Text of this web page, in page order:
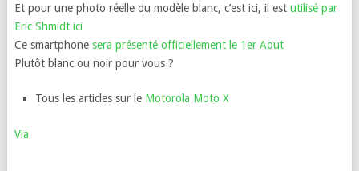
Et pour une photo réelle du modèle blanc, c’est ici, il est utilisé par
Eric Shmidt ici
Ce smartphone sera présenté officiellement le 1er Aout
Plutôt blanc ou noir pour vous ?
Tous les articles sur le Motorola Moto X
Via